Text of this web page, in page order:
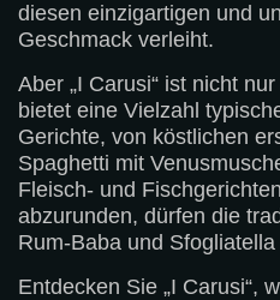
diesen einzigartigen und
Geschmack verleiht.
Aber „I Carusi“ ist nicht
bietet eine Vielzahl
Gerichte, von köstlichen
Spaghetti mit
Fleisch- und
abzurunden, dürfen die
Rum-Baba und
Entdecken Sie „I Carusi“,